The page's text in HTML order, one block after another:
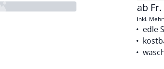
ab Fr.
inkl.
edle